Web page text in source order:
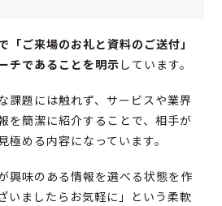
「ご来場のお礼と資料のご送付」
チであることを明示 しています。
課題には触れず、サービスや業界
を簡潔に紹介することで、相手が
極める内容になっています。
興味のある情報を選べる状態を作
いましたらお気軽に」という柔軟